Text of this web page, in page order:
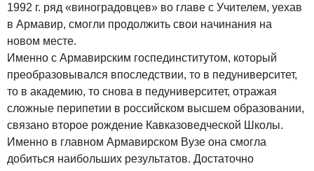
1992 г. ряд «виноградовцев» во главе с Учителем, уехав
в Армавир, смогли продолжить свои начинания на
новом месте.
Именно с Армавирским госпединститутом, который
преобразовывался впоследствии, то в педуниверситет,
то в академию, то снова в педуниверситет, отражая
сложные перипетии в российском высшем образовании,
связано второе рождение Кавказоведческой Школы.
Именно в главном Армавирском Вузе она смогла
добиться наибольших результатов. Достаточно